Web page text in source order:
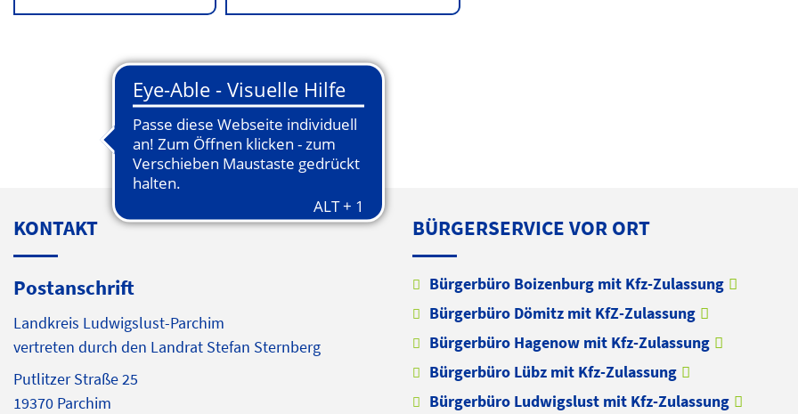
KONTAKT
Postanschrift
Landkreis Ludwigslust-Parchim
vertreten durch den Landrat Stefan Sternberg
Putlitzer Straße 25
19370 Parchim
BÜRGERSERVICE VOR ORT
Bürgerbüro Boizenburg mit Kfz-Zulassung
Bürgerbüro Dömitz mit KfZ-Zulassung
Bürgerbüro Hagenow mit Kfz-Zulassung
Bürgerbüro Lübz mit Kfz-Zulassung
Bürgerbüro Ludwigslust mit Kfz-Zulassung